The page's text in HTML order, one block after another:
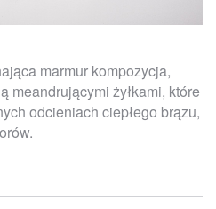
marmur kompozycja,
meandrującymi żyłkami, które
odcieniach ciepłego brązu,